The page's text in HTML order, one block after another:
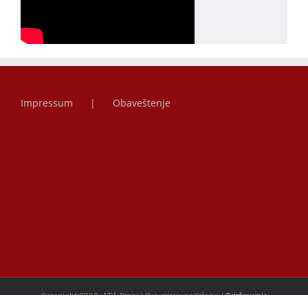
Impressum Obaveštenje